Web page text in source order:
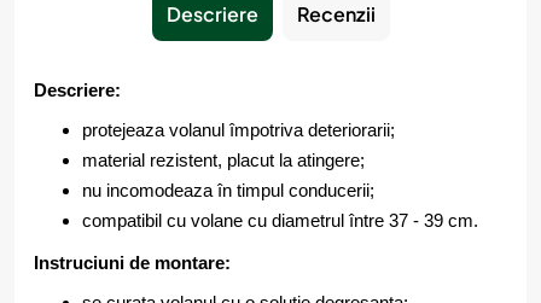
Descriere Recenzii
Descriere:
protejeaza volanul împotriva deteriorarii;
material rezistent, placut la atingere;
nu incomodeaza în timpul conducerii;
compatibil cu volane cu diametrul între 37 - 39 cm.
Instruc­iuni de montare: